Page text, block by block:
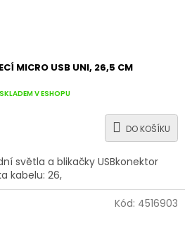
MICRO USB UNI, 26,5 CM
SKLADEM V ESHOPU
DO KOŠÍKU
světla a blikačky USBkonektor
kabelu: 26,
Kód: 4516903